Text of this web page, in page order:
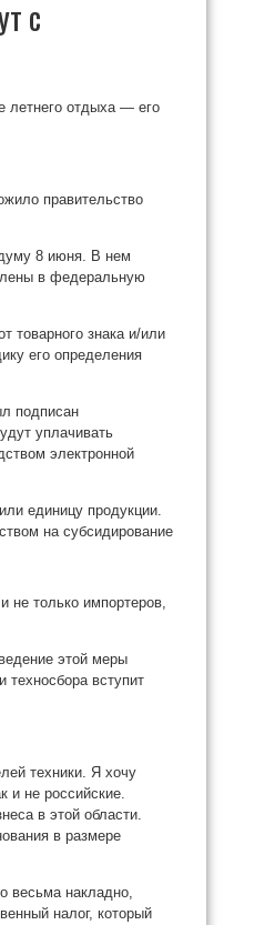
с
правительство
8 июня. В нем
в федеральную
товарного знака и/или
его определения
подписан
уплачивать
электронной
единицу продукции.
на субсидирование
не только импортеров,
этой меры
техносбора вступит
техники. Я хочу
и не российские.
в этой области.
в размере
весьма накладно,
налог, который